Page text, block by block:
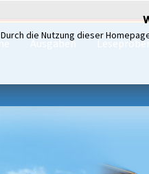
Ausgaben Leseproben
Durch die Nutzung dieser